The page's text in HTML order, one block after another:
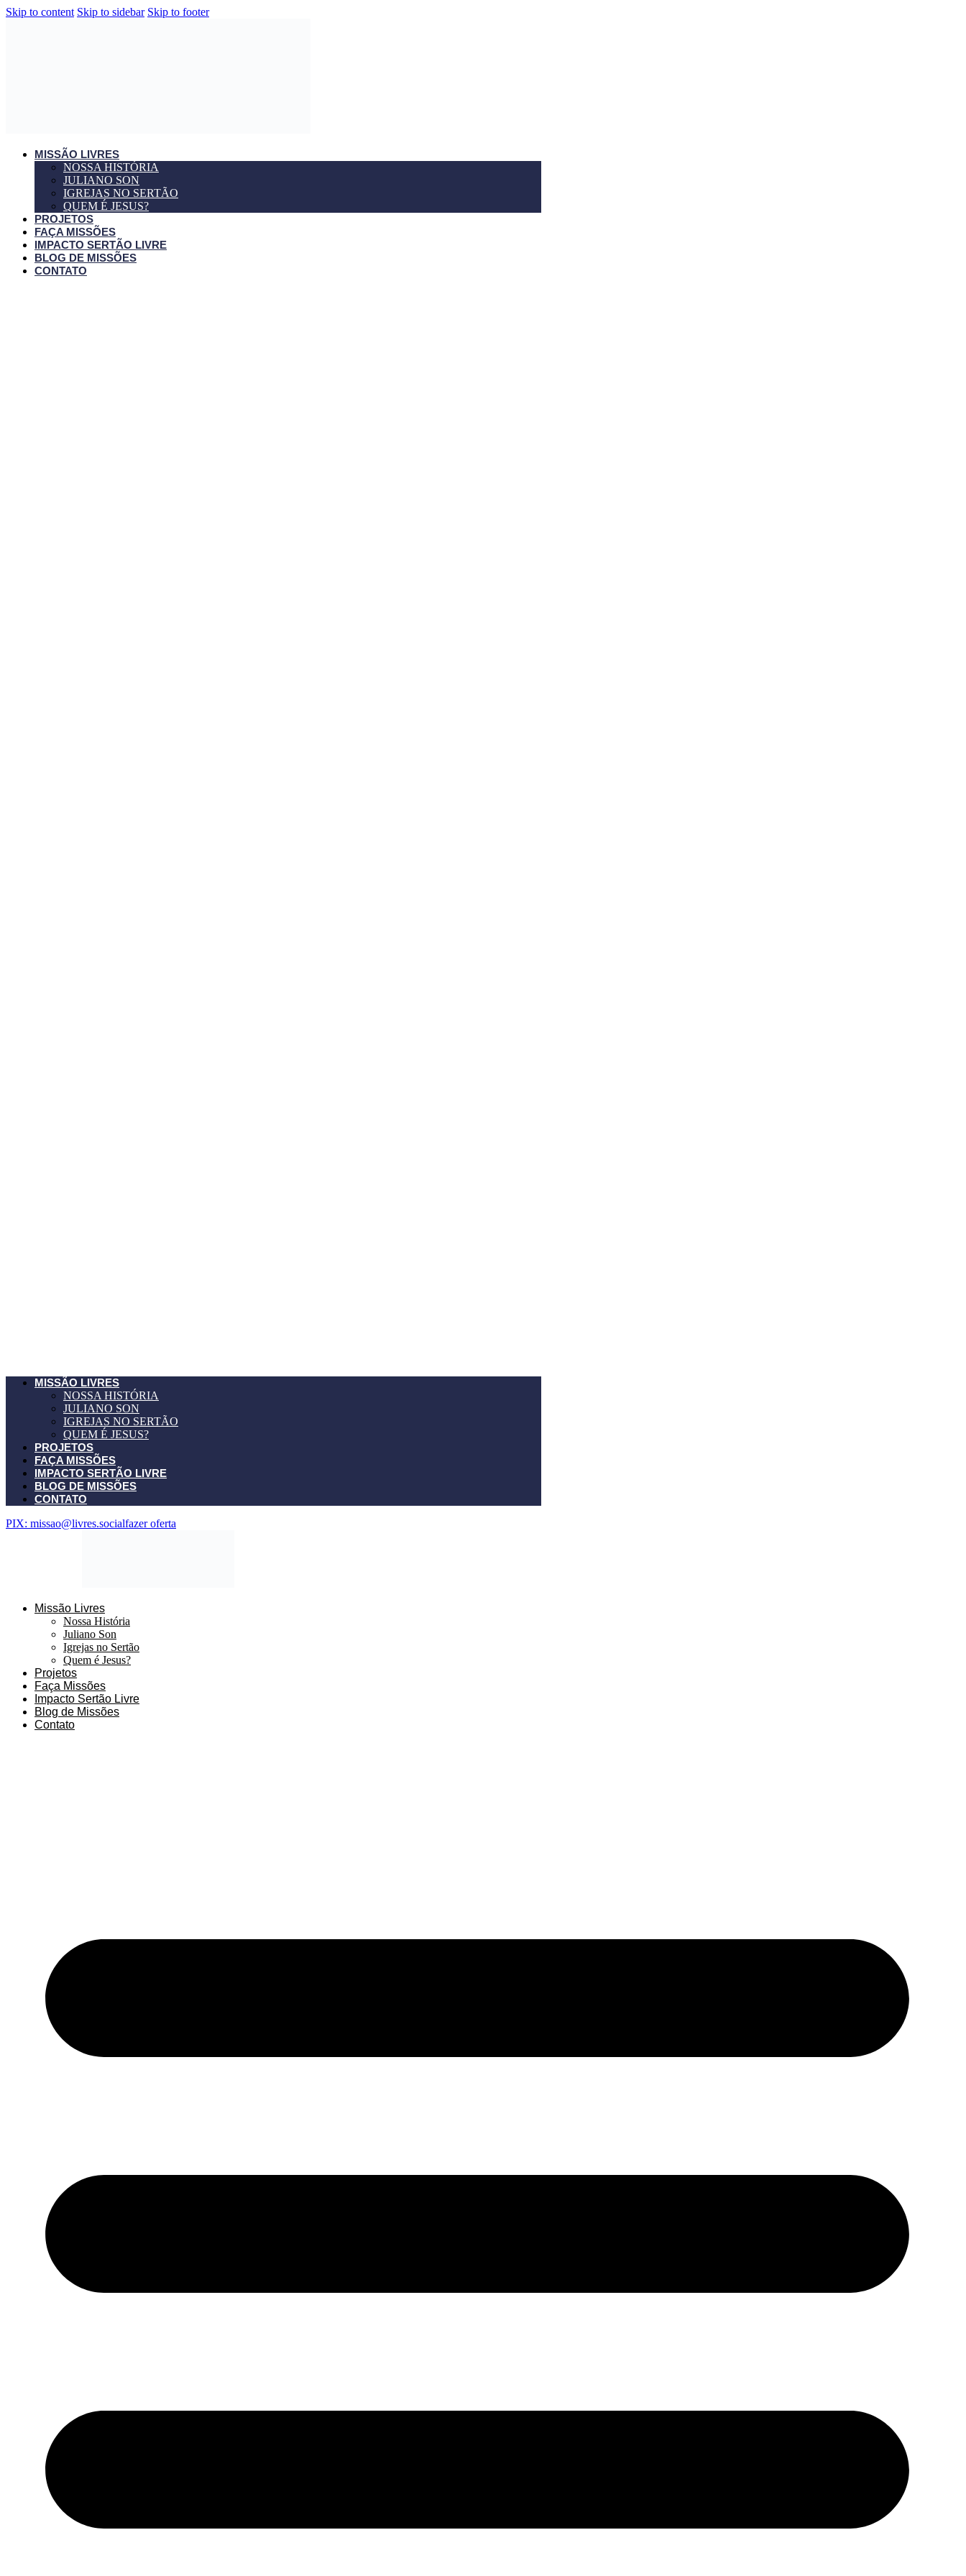
Skip to content Skip to sidebar Skip to footer
MISSÃO LIVRES
NOSSA HISTÓRIA
JULIANO SON
IGREJAS NO SERTÃO
QUEM É JESUS?
PROJETOS
FAÇA MISSÕES
IMPACTO SERTÃO LIVRE
BLOG DE MISSÕES
CONTATO
MISSÃO LIVRES
NOSSA HISTÓRIA
JULIANO SON
IGREJAS NO SERTÃO
QUEM É JESUS?
PROJETOS
FAÇA MISSÕES
IMPACTO SERTÃO LIVRE
BLOG DE MISSÕES
CONTATO
PIX: missao@livres.socialfazer oferta
Missão Livres
Nossa História
Juliano Son
Igrejas no Sertão
Quem é Jesus?
Projetos
Faça Missões
Impacto Sertão Livre
Blog de Missões
Contato